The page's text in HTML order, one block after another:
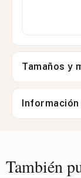
Tamaños y
Información
También